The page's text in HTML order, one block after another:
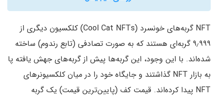
NFT گربه‌های خونسرد (Cool Cat NFTs) کلکسیون دیگری از
۹٫۹۹۹ گربه‌ای هستند که به صورت تصادفی (تابع رندوم) ساخته
شده‌اند. با این وجود، این گربه‌ها پیش از گربه‌های جهش یافته پا
به بازار NFT گذاشتند و جایگاه خود را در میان کلکسیونر‌های
NFT پیدا کرده‌اند. قیمت کف (پایین‌ترین قیمت) یک گربه